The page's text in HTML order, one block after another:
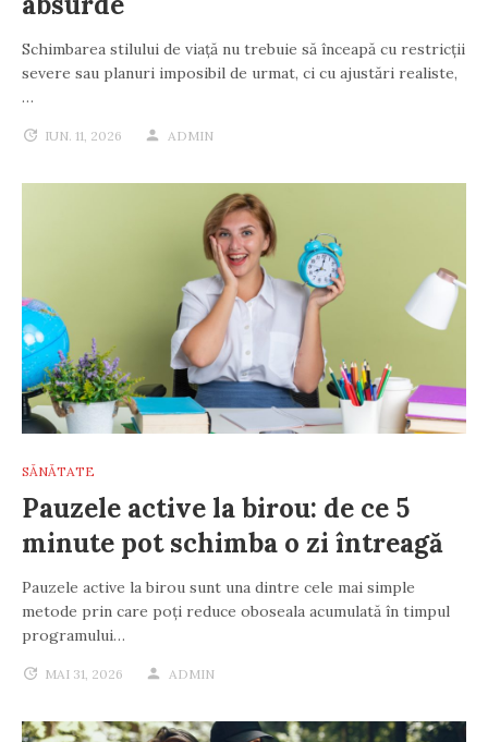
Schimbarea stilului de viață nu trebuie să înceapă cu restricții
severe sau planuri imposibil de urmat, ci cu ajustări realiste,
…
IUN. 11, 2026 ADMIN
SĂNĂTATE
Pauzele active la birou: de ce 5
minute pot schimba o zi întreagă
Pauzele active la birou sunt una dintre cele mai simple
metode prin care poți reduce oboseala acumulată în timpul
programului…
MAI 31, 2026 ADMIN